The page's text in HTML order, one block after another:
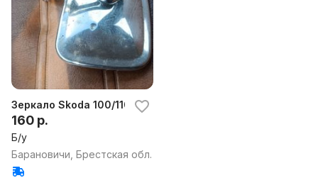
Зеркало Skoda 100/110/120
160 р.
Б/у
Барановичи, Брестская обл.